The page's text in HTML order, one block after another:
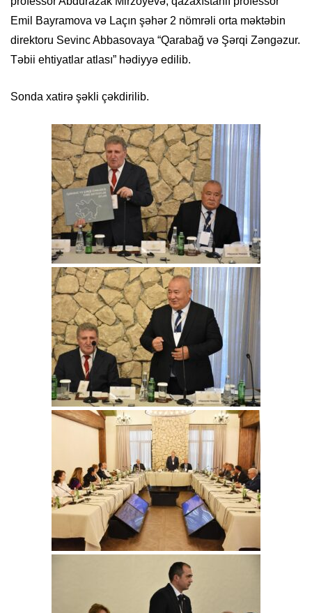
Emil Bayramova və Laçın şəhər 2 nömrəli orta məktəbin
direktoru Sevinc Abbasovaya “Qarabağ və Şərqi Zəngəzur.
Təbii ehtiyatlar atlası” hədiyyə edilib.
Sonda xatirə şəkli çəkdirilib.